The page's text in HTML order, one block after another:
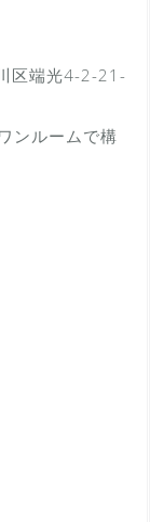
区端光4-2-21-
ンルームで構